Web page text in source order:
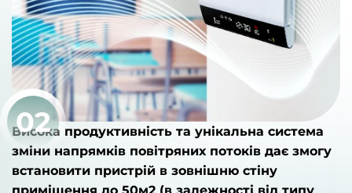
Висока продуктивність та унікальна система
зміни напрямків повітряних потоків дає змогу
встановити пристрій в зовнішню стіну
02